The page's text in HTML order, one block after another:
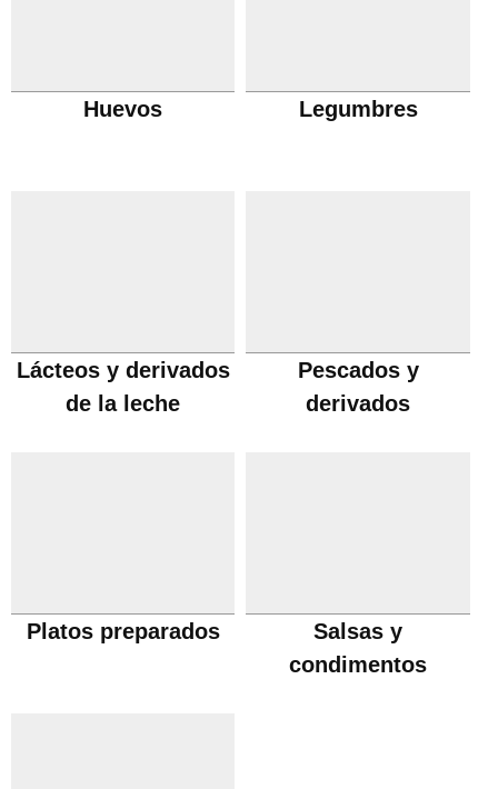
Huevos Legumbres
Lácteos y derivados
de la leche
Pescados y
derivados
Platos preparados
Salsas y
condimentos